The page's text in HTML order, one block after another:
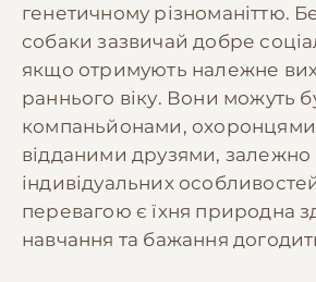
генетичному різноманіттю.
собаки зазвичай добре
якщо отримують належне
раннього віку. Вони можуть
компаньйонами,
відданими друзями, залежно
індивідуальних
перевагою є їхня природна
навчання та бажання